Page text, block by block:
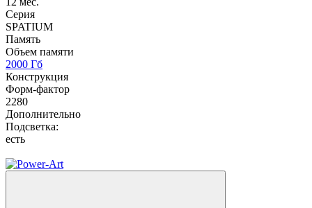
Серия
SPATIUM
Память
Объем памяти
2000 Гб
Конструкция
Форм-фактор
2280
Дополнительно
Подсветка:
есть